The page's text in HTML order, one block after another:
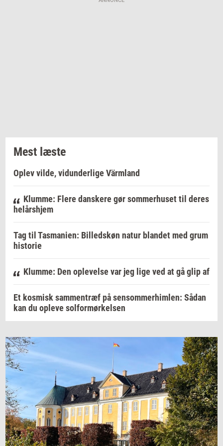
Mest læste
Oplev vilde, vidunderlige Värmland
Klumme: Flere danskere gør sommerhuset til deres
helårshjem
Tag til Tasmanien: Billedskøn natur blandet med grum
historie
Klumme: Den oplevelse var jeg lige ved at gå glip af
Et kosmisk sammentræf på sensommerhimlen: Sådan
kan du opleve solformørkelsen